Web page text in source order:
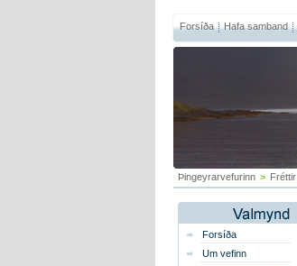
Forsíða Hafa samband
Þingeyrarvefurinn > Fréttir
Forsíða
Um vefinn